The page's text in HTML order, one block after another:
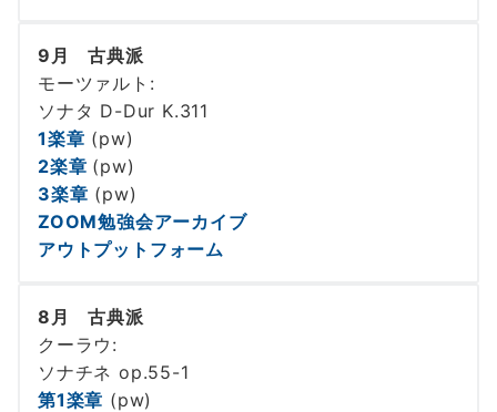
9月 古典派
モーツァルト:
ソナタ D-Dur K.311
1楽章 (pw)
2楽章 (pw)
3楽章 (pw)
ZOOM勉強会アーカイブ
アウトプットフォーム
8月 古典派
クーラウ:
ソナチネ op.55-1
第1楽章 (pw)